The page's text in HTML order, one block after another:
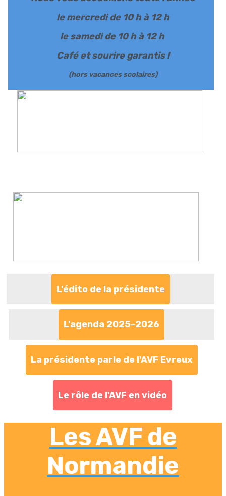
le mercredi de 10 h à 12 h
le samedi de 10 h à 12 h
Café et sourire garantis !
(hors vacances scolaires)
L'édito de la présidente
L'agenda 2025-2026
La présidente parle de l'AVF Evreux
Le rôle de l'AVF en vidéo
Les AVF de
Normandie